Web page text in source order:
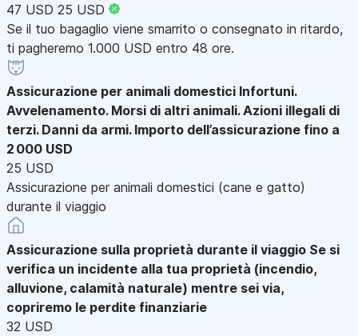
47 USD 25 USD
Se il tuo bagaglio viene smarrito o consegnato in ritardo,
ti pagheremo 1.000 USD entro 48 ore.
Assicurazione per animali domestici Infortuni.
Avvelenamento. Morsi di altri animali. Azioni illegali di
terzi. Danni da armi. Importo dell’assicurazione fino a
2 000 USD
25 USD
Assicurazione per animali domestici (cane e gatto)
durante il viaggio
Assicurazione sulla proprietà durante il viaggio Se si
verifica un incidente alla tua proprietà (incendio,
alluvione, calamità naturale) mentre sei via,
copriremo le perdite finanziarie
32 USD